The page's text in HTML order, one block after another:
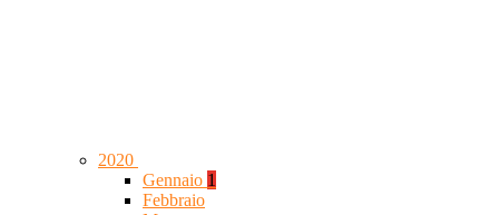
2020
Gennaio 1
Febbraio